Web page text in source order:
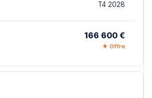
T4 2028
166 600 €
★ Offre